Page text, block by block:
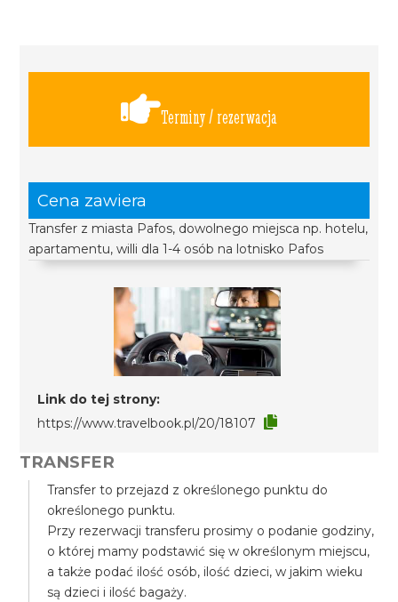
Terminy / rezerwacja
Cena zawiera
Transfer z miasta Pafos, dowolnego miejsca np. hotelu,
apartamentu, willi dla 1-4 osób na lotnisko Pafos
Link do tej strony:
https://www.travelbook.pl/20/18107
TRANSFER
Transfer to przejazd z określonego punktu do
określonego punktu.
Przy rezerwacji transferu prosimy o podanie godziny,
o której mamy podstawić się w określonym miejscu,
a także podać ilość osób, ilość dzieci, w jakim wieku
są dzieci i ilość bagaży.